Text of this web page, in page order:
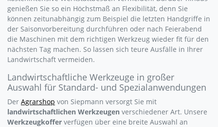
genießen Sie so ein Höchstmaß an Flexibilität, denn Sie
können zeitunabhängig zum Beispiel die letzten Handgriffe in
der Saisonvorbereitung durchführen oder nach Feierabend
die Maschinen mit dem richtigen Werkzeug wieder fit für den
nächsten Tag machen. So lassen sich teure Ausfälle in Ihrer
Landwirtschaft vermeiden.
Landwirtschaftliche Werkzeuge in großer
Auswahl für Standard- und Spezialanwendungen
Der Agrarshop von Siepmann versorgt Sie mit
landwirtschaftlichen Werkzeugen verschiedener Art. Unsere
Werkzeugkoffer verfügen über eine breite Auswahl an